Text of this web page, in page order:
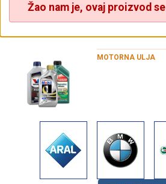
Žao nam je, ovaj proizvod
MOTORNA ULJA